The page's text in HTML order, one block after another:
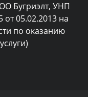
Бугриэлт, УНП
05.02.2013 на
по оказанию